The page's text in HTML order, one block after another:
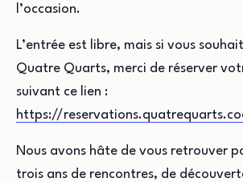
l’occasion.
L’entrée est libre, mais si vous
Quatre Quarts, merci de réserver
suivant ce lien :
https://
Nous avons hâte de vous retrouver
trois ans de rencontres, de